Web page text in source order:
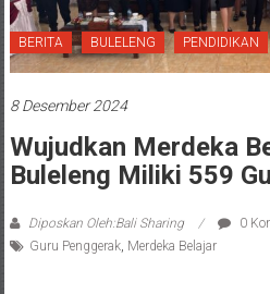
BERITA BULELENG PENDIDIKAN
8 Desember 2024
Wujudkan Merdeka
Buleleng Miliki 559
Diposkan Oleh:Bali Sharing
0
Guru Penggerak, Merdeka Belajar